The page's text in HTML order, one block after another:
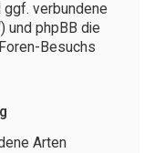
ggf. verbundene
und phpBB die
Besuchs
Arten